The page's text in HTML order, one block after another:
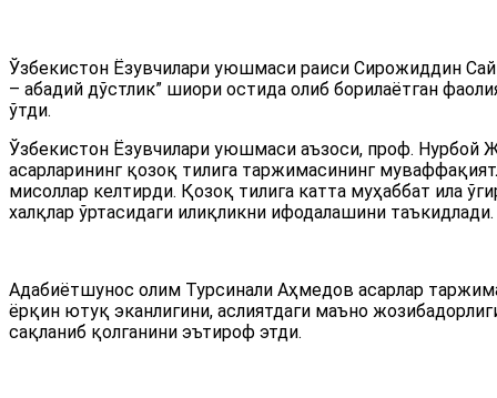
Ўзбекистон Ёзувчилари уюшмаси раиси Сирожиддин
– абадий дўстлик” шиори остида олиб борилаётган
ўтди.
Ўзбекистон Ёзувчилари уюшмаси аъзоси, проф. Нурбой
асарларининг қозоқ тилига таржимасининг
мисоллар келтирди. Қозоқ тилига катта муҳаббат ила
халқлар ўртасидаги илиқликни ифодалашини таъкидлади.
Адабиётшунос олим Турсинали Аҳмедов асарлар
ёрқин ютуқ эканлигини, аслиятдаги маъно
сақланиб қолганини эътироф этди.